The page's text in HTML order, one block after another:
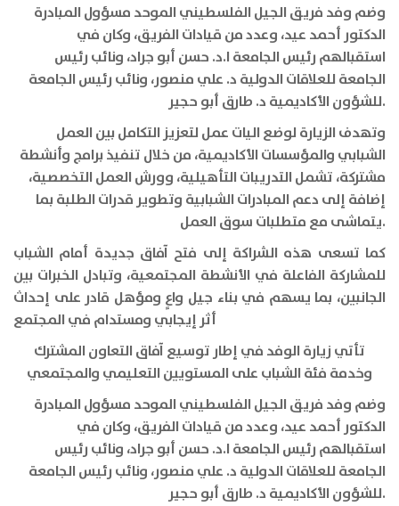
وضم وفد فريق الجيل الفلسطيني الموحد مسؤول المبادرة
الدكتور أحمد عيد، وعدد من قيادات الفريق، وكان في
استقبالهم رئيس الجامعة ا.د. حسن أبو جراد، ونائب رئيس
الجامعة للعلاقات الدولية د. علي منصور، ونائب رئيس الجامعة
للشؤون الأكاديمية د. طارق أبو حجير.
وتهدف الزيارة لوضع اليات عمل لتعزيز التكامل بين العمل
الشبابي والمؤسسات الأكاديمية، من خلال تنفيذ برامج وأنشطة
مشتركة، تشمل التدريبات التأهيلية، وورش العمل التخصصية،
إضافة إلى دعم المبادرات الشبابية وتطوير قدرات الطلبة بما
يتماشى مع متطلبات سوق العمل.
كما تسعى هذه الشراكة إلى فتح آفاق جديدة أمام الشباب
للمشاركة الفاعلة في الأنشطة المجتمعية، وتبادل الخبرات بين
الجانبين، بما يسهم في بناء جيل واعٍ ومؤهل قادر على إحداث
أثر إيجابي ومستدام في المجتمع
تأتي زيارة الوفد في إطار توسيع آفاق التعاون المشترك
وخدمة فئة الشباب على المستويين التعليمي والمجتمعي
وضم وفد فريق الجيل الفلسطيني الموحد مسؤول المبادرة
الدكتور أحمد عيد، وعدد من قيادات الفريق، وكان في
استقبالهم رئيس الجامعة ا.د. حسن أبو جراد، ونائب رئيس
الجامعة للعلاقات الدولية د. علي منصور، ونائب رئيس الجامعة
للشؤون الأكاديمية د. طارق أبو حجير.